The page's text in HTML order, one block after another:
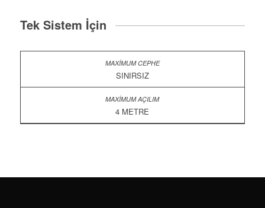
Tek Sistem İçin
SINIRSIZ
4 METRE